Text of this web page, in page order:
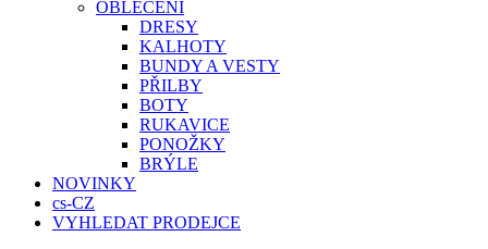
OBLEČENÍ
DRESY
KALHOTY
BUNDY A VESTY
PŘILBY
BOTY
RUKAVICE
PONOŽKY
BRÝLE
NOVINKY
cs-CZ
VYHLEDAT PRODEJCE